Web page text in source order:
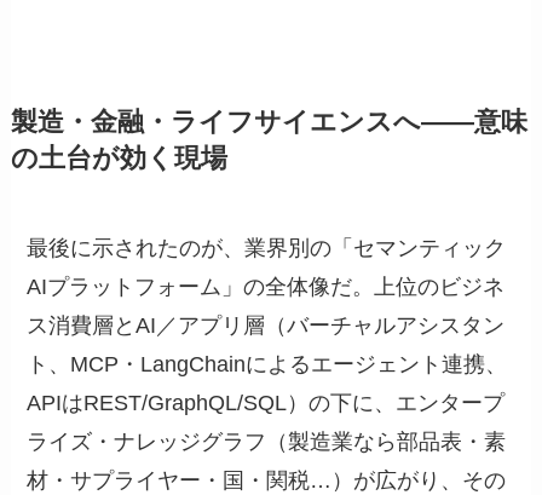
製造・金融・ライフサイエンスへ——意味
の土台が効く現場
最後に示されたのが、業界別の「セマンティック
AIプラットフォーム」の全体像だ。上位のビジネ
ス消費層とAI／アプリ層（バーチャルアシスタン
ト、MCP・LangChainによるエージェント連携、
APIはREST/GraphQL/SQL）の下に、エンタープ
ライズ・ナレッジグラフ（製造業なら部品表・素
材・サプライヤー・国・関税…）が広がり、その